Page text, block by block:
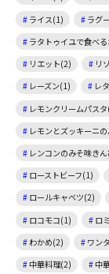
ライス(1)
ラグ
ラタトゥイユで食べ
リエット(2)
リ
レーズン(1)
レ
レモンクリームパス
レモンとズッキーニ
レンコンのみそ味き
ローストビーフ(1)
ロールキャベツ(2)
ロコモコ(1)
ロ
わかめ(2)
ワン
中華料理(2)
中